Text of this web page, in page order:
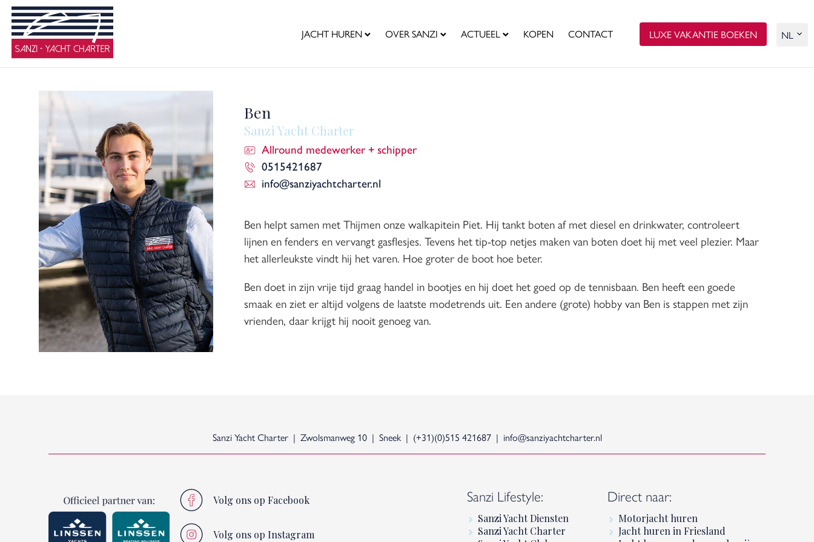
JACHT HUREN OVER SANZI ACTUEEL KOPEN CONTACT LUXE VAKANTIE BOEKEN
Ben
Sanzi Yacht Charter
Allround medewerker + schipper
0515421687
info@sanziyachtcharter.nl
Ben helpt samen met Thijmen onze walkapitein Piet. Hij tankt boten af met diesel en drinkwater, controleert
lijnen en fenders en vervangt gasflesjes. Tevens het tip-top netjes maken van boten doet hij met veel plezier. Maar
het allerleukste vindt hij het varen. Hoe groter de boot hoe beter.
Ben doet in zijn vrije tijd graag handel in bootjes en hij doet het goed op de tennisbaan. Ben heeft een goede
smaak en ziet er altijd volgens de laatste modetrends uit. Een andere (grote) hobby van Ben is stappen met zijn
vrienden, daar krijgt hij nooit genoeg van.
Sanzi Yacht Charter Zwolsmanweg 10 Sneek (+31)(0)515 421687 info@sanziyachtcharter.nl
Volg ons op Facebook
Volg ons op Instagram
Sanzi Lifestyle:
Sanzi Yacht Diensten
Sanzi Yacht Charter
Direct naar:
Motorjacht huren
Jacht huren in Friesland